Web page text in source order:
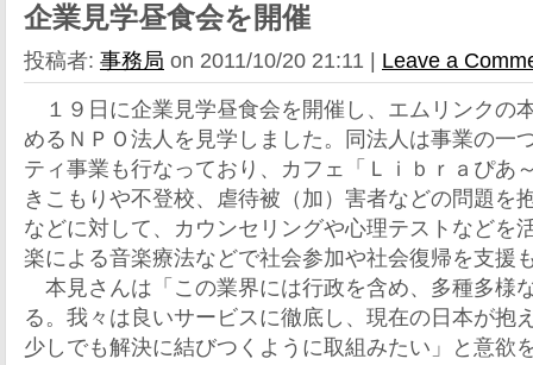
企業見学昼食会を開催
投稿者: 事務局 on 2011/10/20 21:11 | Leave a
１９日に企業見学昼食会を開催し、エムリンクの
めるＮＰＯ法人を見学しました。同法人は事業の一
ティ事業も行なっており、カフェ「Ｌｉｂｒａぴあ
きこもりや不登校、虐待被（加）害者などの問題を
などに対して、カウンセリングや心理テストなどを
楽による音楽療法などで社会参加や社会復帰を支援
本見さんは「この業界には行政を含め、多種多様
る。我々は良いサービスに徹底し、現在の日本が抱
少しでも解決に結びつくように取組みたい」と意欲